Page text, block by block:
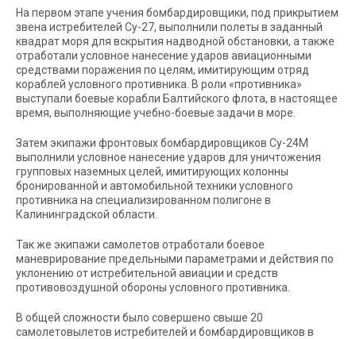
На первом этапе учения бомбардировщики, под прикрытием
звена истребителей Су-27, выполнили полеты в заданный
квадрат моря для вскрытия надводной обстановки, а также
отработали условное нанесение ударов авиационными
средствами поражения по целям, имитирующим отряд
кораблей условного противника. В роли «противника»
выступали боевые корабли Балтийского флота, в настоящее
время, выполняющие учебно-боевые задачи в море.
Затем экипажи фронтовых бомбардировщиков Су-24М
выполнили условное нанесение ударов для уничтожения
групповых наземных целей, имитирующих колонны
бронированной и автомобильной техники условного
противника на специализированном полигоне в
Калининградской области.
Так же экипажи самолетов отработали боевое
маневрирование предельными параметрами и действия по
уклонению от истребительной авиации и средств
противовоздушной обороны условного противника.
В общей сложности было совершено свыше 20
самолетовылетов истребителей и бомбардировщиков в